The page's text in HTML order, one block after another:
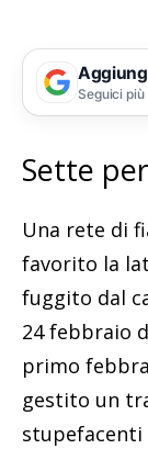
Seguici
Sette
Una rete di
favorito la
fuggito dal
24 febbraio
primo
gestito un
stupefacenti